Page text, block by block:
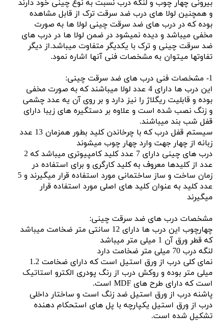
بیرونی چهار چوب و لنگه درب نسبت به نوع چینی خود دارند
و همچنین لولا های درب ضد سرقت ترک از قابل مشاهده
بوده که در درب های ضد سرقت چینی لولا ها به صورت
مخفی میباشد و دیده نمیشود در ضمن لولا ها در درب های
ضد سرقت چینی و ترک با یکدیگر متفاوت میباشد.از دیگر
تفاوتها میتوان به مشخصات فنی آنها اشاره نمود.
1- مشخصات فنی درب های ضد سرقت چینی:
این درب ها دارای 4 عدد لولا میباشند که به صورت مخفی
بوده و قابلیت ریگلاژ را نیز دارد و بر روی آن یه عدد چشمی
و زنگ نصب شده است و علاوه بر دستگیره های زیبا دارای
قفل شب بند میباشند.
سیستم قفل درب که با چرخاندن کلید بطور همزمان 13 عدد
زبانه از چهار جهت وارد چهار چوب میشوند
درب های چینی دارای 7 عدد کلید کامپیوتری میباشد که 2
عدد از کلیدها معروف به کلید کارگری و برای استفاده در
زمان ساخت و ساز ساختمانی مورد استفاده قرار میگیرند و 5
عدد کلید به عنوان کلید های اصلی مورد استفاده قرار
میگیرند
مشخصات درب های ضد سرقت چینی:
چهارچوب این درب ها دارای 12 سانتی متر ضخامت میباشد
که قطر ورق آن 1 میلی متر میباشد
لنگه درب 70 میلی متر ضخامت دارد
نمای کلی درب از ورق استیل است که دارای ضخامت 1.2
میلی متر بوده و روکش درب از رنگ پودری الکترو استاتیک
است که دارای طرح های MDF است.
پاشنه درب از ورق استیل ضد زنگ است و ساختار داخلی
درب از ورق استیل یکپارچه با پل های استحکام دهنده
تشکیل شده است.